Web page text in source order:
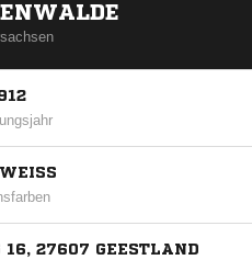
16, 27607 GEESTLAND